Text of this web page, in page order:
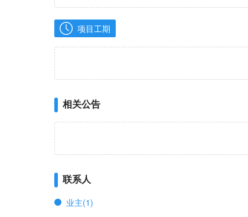
项目工期
相关公告
联系人
业主(1)